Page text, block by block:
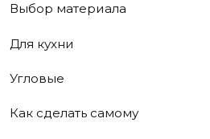
Выбор материала
Для кухни
Угловые
Как сделать самому